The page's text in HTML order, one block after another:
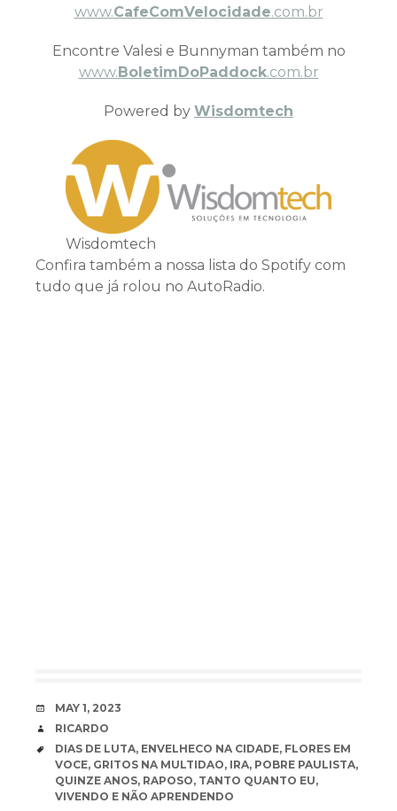
www.CafeComVelocidade.com.br
Encontre Valesi e Bunnyman também no
www.BoletimDoPaddock.com.br
Powered by Wisdomtech
Wisdomtech
Confira também a nossa lista do Spotify com
tudo que já rolou no AutoRadio.
DATE
MAY 1, 2023
AUTHOR
RICARDO
TAGS
DIAS DE LUTA, ENVELHECO NA CIDADE, FLORES EM
VOCE, GRITOS NA MULTIDAO, IRA, POBRE PAULISTA,
QUINZE ANOS, RAPOSO, TANTO QUANTO EU,
VIVENDO E NÃO APRENDENDO